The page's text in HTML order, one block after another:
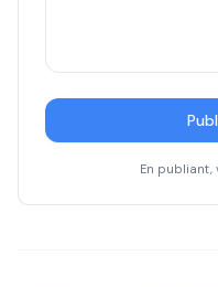
En publiant,